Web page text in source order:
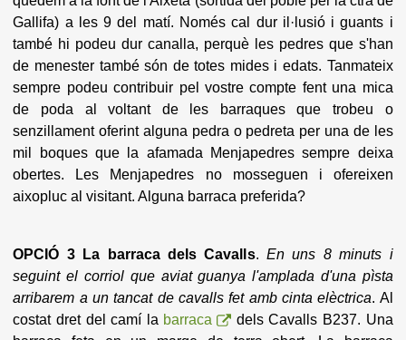
Gallifa) a les 9 del matí. Només cal dur il·lusió i guants i
també hi podeu dur canalla, perquè les pedres que s'han
de menester també són de totes mides i edats. Tanmateix
sempre podeu contribuir pel vostre compte fent una mica
de poda al voltant de les barraques que trobeu o
senzillament oferint alguna pedra o pedreta per una de les
mil boques que la afamada Menjapedres sempre deixa
obertes. Les Menjapedres no mosseguen i ofereixen
aixopluc al visitant. Alguna barraca preferida?
OPCIÓ 3 La barraca dels Cavalls. En uns 8 minuts i
seguint el corriol que aviat guanya l'amplada d'una pìsta
arribarem a un tancat de cavalls fet amb cinta elèctrica. Al
costat dret del camí la barraca
dels Cavalls B237. Una